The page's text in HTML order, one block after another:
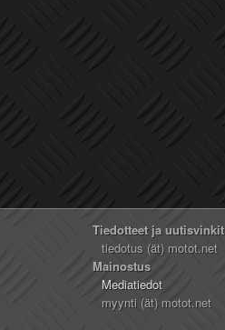
Tiedotteet ja uutisvinkit
tiedotus (ät) motot.net
Mainostus
Mediatiedot
myynti (ät) motot.net